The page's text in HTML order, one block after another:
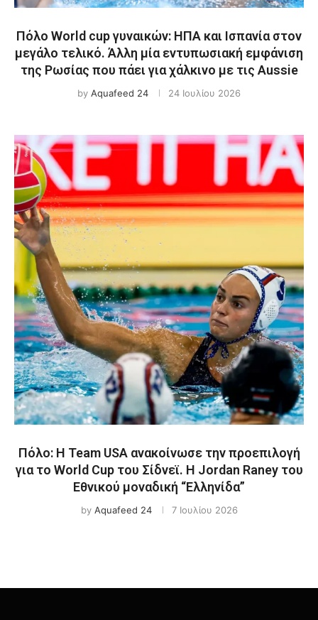
Πόλο World cup γυναικών: ΗΠΑ και Ισπανία στον
μεγάλο τελικό. Άλλη μία εντυπωσιακή εμφάνιση
της Ρωσίας που πάει για χάλκινο με τις Aussie
by Aquafeed 24 24 Ιουλίου 2026
Πόλο: Η Team USA ανακοίνωσε την προεπιλογή
για το World Cup του Σίδνεϊ. Η Jordan Raney του
Εθνικού μοναδική “Ελληνίδα”
by Aquafeed 24 7 Ιουλίου 2026